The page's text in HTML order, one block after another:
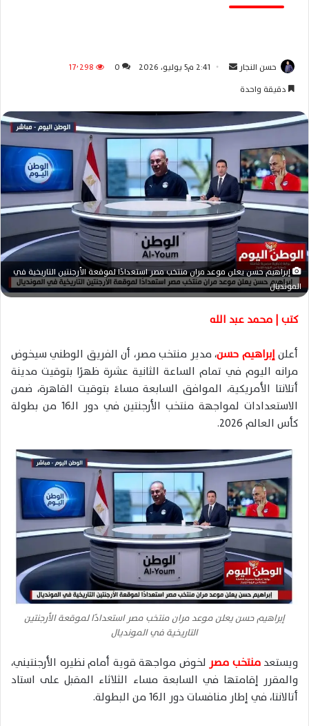
حسن النجار
ب
ي
د
ا
إ
ل
ك
ت
ر
و
ا
2:41 م5 يوليو، 2026 0
17٬298
دقيقة واحدة
إبراهيم حسن يعلن موعد مران منتخب مصر استعدادًا لموقعة الأرجنتين التاريخية في
المونديال
كتب | محمد عبد الله
أعلنإبراهيم حسن، مدير منتخب مصر، أن الفريق الوطني سيخوض
مرانه اليوم في تمام الساعة الثانية عشرة ظهرًا بتوقيت مدينة
أتلانتا الأمريكية، الموافق السابعة مساءً بتوقيت القاهرة، ضمن
الاستعدادات لمواجهة منتخب الأرجنتين في دور الـ16 من بطولة
كأس العالم 2026.
إبراهيم حسن يعلن موعد مران منتخب مصر استعدادًا لموقعة الأرجنتين
التاريخية في المونديال
ويستعدمنتخب مصر لخوض مواجهة قوية أمام نظيره الأرجنتيني،
والمقرر إقامتها في السابعة مساء الثلاثاء المقبل على استاد
أتالانتا، في إطار منافسات دور الـ16 من البطولة.